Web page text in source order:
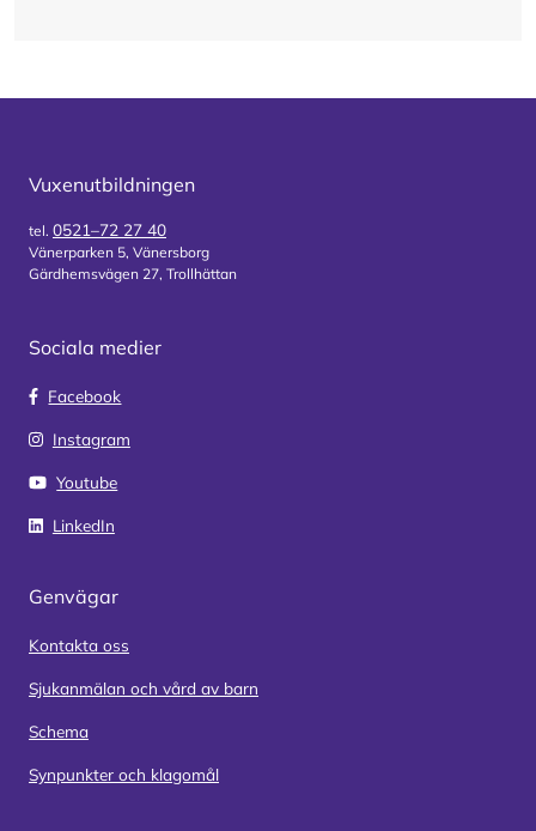
Vuxenutbildningen
tel. 0521–72 27 40
Vänerparken 5, Vänersborg
Gärdhemsvägen 27, Trollhättan
Sociala medier
Facebook
Instagram
Youtube
LinkedIn
Genvägar
Kontakta oss
Sjukanmälan och vård av barn
Schema
Synpunkter och klagomål